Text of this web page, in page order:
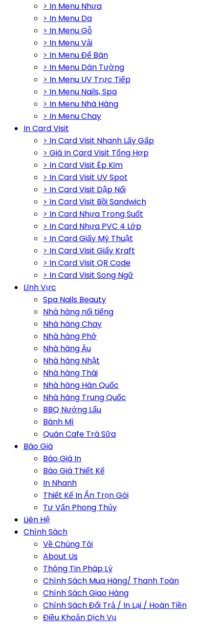
> In Menu Nhựa
> In Menu Da
> In Menu Gỗ
> In Menu Vải
> In Menu Để Bàn
> In Menu Dán Tường
> In Menu UV Trực Tiếp
> In Menu Nails, Spa
> In Menu Nhà Hàng
> In Menu Chay
In Card Visit
> In Card Visit Nhanh Lấy Gấp
> Giá In Card Visit Tổng Hợp
> In Card Visit Ép Kim
> In Card Visit UV Spot
> In Card Visit Dập Nổi
> In Card Visit Bồi Sandwich
> In Card Nhựa Trong Suốt
> In Card Nhựa PVC 4 Lớp
> In Card Giấy Mỹ Thuật
> In Card Visit Giấy Kraft
> In Card Visit QR Code
> In Card Visit Song Ngữ
Lĩnh Vực
Spa Nails Beauty
Nhà hàng nổi tiếng
Nhà hàng Chay
Nhà hàng Phở
Nhà hàng Âu
Nhà hàng Nhật
Nhà hàng Thái
Nhà hàng Hàn Quốc
Nhà hàng Trung Quốc
BBQ Nướng Lẩu
Bánh Mì
Quán Cafe Trà Sữa
Báo Giá
Báo Giá In
Báo Giá Thiết Kế
In Nhanh
Thiết Kế In Ấn Trọn Gói
Tư Vấn Phong Thủy
Liên Hệ
Chính Sách
Về Chúng Tôi
About Us
Thông Tin Pháp Lý
Chính Sách Mua Hàng/ Thanh Toán
Chính Sách Giao Hàng
Chính Sách Đổi Trả / In Lại / Hoàn Tiền
Điều Khoản Dịch Vụ